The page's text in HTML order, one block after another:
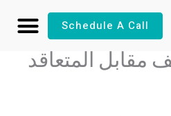
Schedule A Call
مقابل المتعاقد